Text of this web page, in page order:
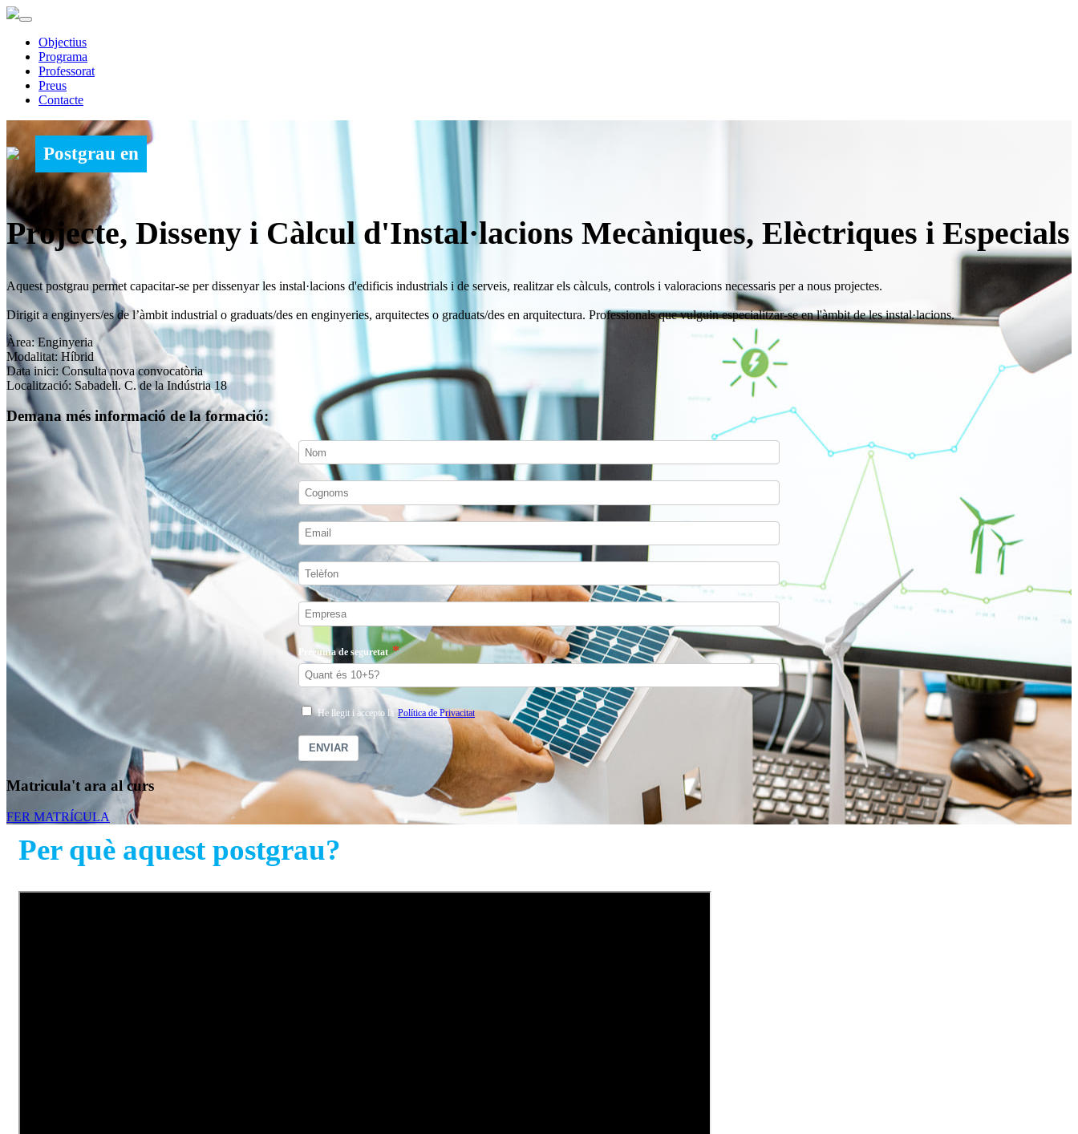
Objectius
Programa
Professorat
Preus
Contacte
Postgrau en
Projecte, Disseny i Càlcul d'Instal·lacions Mecàniques, Elèctriques i Especials
Aquest postgrau permet capacitar-se per dissenyar les instal·lacions d'edificis industrials i de serveis, realitzar els càlculs, controls i valoracions necessaris per a nous projectes.
Dirigit a enginyers/es de l’àmbit industrial o graduats/des en enginyeries, arquitectes o graduats/des en arquitectura. Professionals que vulguin especialitzar-se en l'àmbit de les instal·lacions.
Àrea: Enginyeria
Modalitat: Híbrid
Data inici: Consulta nova convocatòria
Localització: Sabadell. C. de la Indústria 18
Demana més informació de la formació:
Pregunta de seguretat
He llegit i accepto la Política de Privacitat
ENVIAR
Matricula't ara al curs
FER MATRÍCULA
Per què aquest postgrau?